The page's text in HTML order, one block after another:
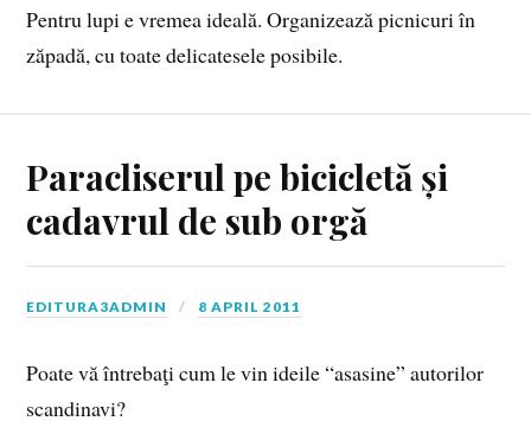
Pentru lupi e vremea ideală. Organizează picnicuri în
zăpadă, cu toate delicatesele posibile.
Paracliserul pe bicicletă și
cadavrul de sub orgă
EDITURA3ADMIN 8 APRIL 2011
Poate vă întrebaţi cum le vin ideile “asasine” autorilor
scandinavi?